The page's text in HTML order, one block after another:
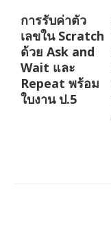
การรับค่าตัว
เลขใน Scratch
ด้วย Ask and
Wait และ
Repeat พร้อม
ใบงาน ป.5